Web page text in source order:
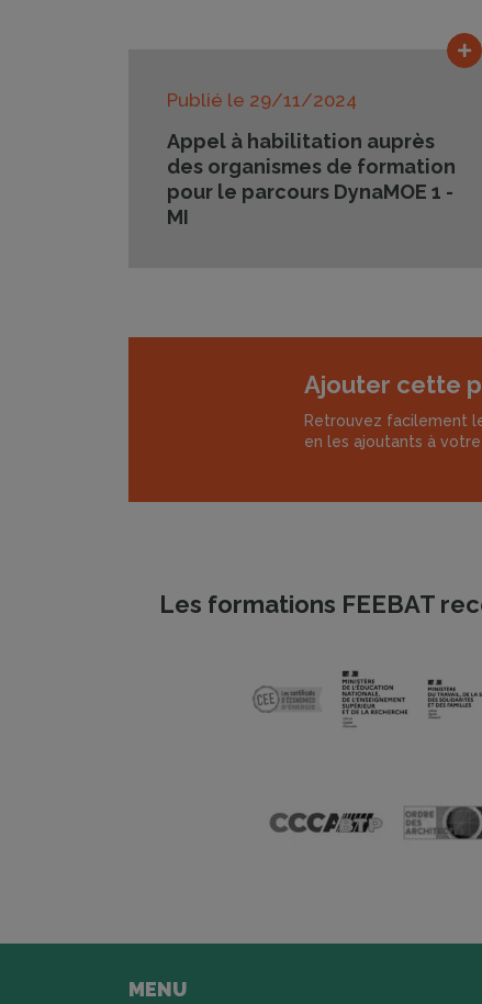
Publié le 29/11/2024
Appel à habilitation auprès
des organismes de formation
pour le parcours DynaMOE 1 -
MI
Ajouter cette
Retrouvez facilement
en les ajoutants à
Les formations FEEBAT
MENU